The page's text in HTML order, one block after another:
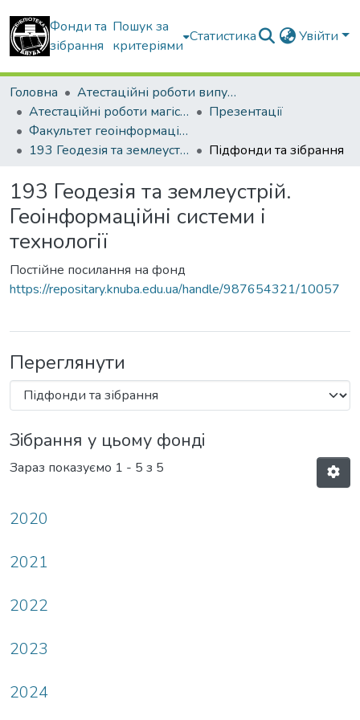
Фонди та
зібрання
Пошук за
критеріями
Статистика Увійти
Головна
Атестаційні роботи випускників
Атестаційні роботи магістрів
Презентації
Факультет геоінформаційних систем та управління територіями
193 Геодезія та землеустрій. Геоінформаційні системи і технології
Підфонди та зібрання
193 Геодезія та землеустрій.
Геоінформаційні системи і
технології
Постійне посилання на фонд
https://repositary.knuba.edu.ua/handle/987654321/10057
Переглянути
Зібрання у цьому фонді
Зараз показуємо 1 - 5 з 5
2020
2021
2022
2023
2024